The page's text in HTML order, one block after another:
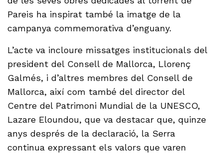
Pareis ha inspirat també la imatge de la
campanya commemorativa d’enguany.
L’acte va incloure missatges institucionals del
president del Consell de Mallorca, Llorenç
Galmés, i d’altres membres del Consell de
Mallorca, així com també del director del
Centre del Patrimoni Mundial de la UNESCO,
Lazare Eloundou, que va destacar que, quinze
anys després de la declaració, la Serra
continua expressant els valors que varen